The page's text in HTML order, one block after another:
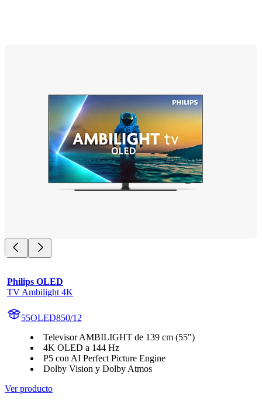
Philips OLED
TV Ambilight 4K
55OLED850/12
Televisor AMBILIGHT de 139 cm (55")
4K OLED a 144 Hz
P5 con AI Perfect Picture Engine
Dolby Vision y Dolby Atmos
Ver producto